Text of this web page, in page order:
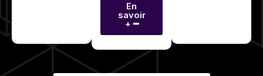
En
savoir
+ ━